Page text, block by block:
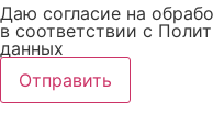
Даю согласие на
в соответствии с
данных
Отправить